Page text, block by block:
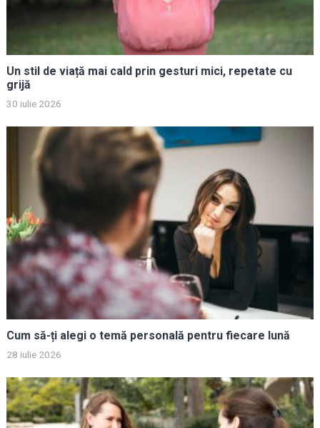
Un stil de viață mai cald prin gesturi mici, repetate cu
grijă
30 iulie 2026
Cum să-ți alegi o temă personală pentru fiecare lună
28 iulie 2026